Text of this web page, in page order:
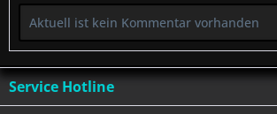
Aktuell ist kein Kommentar vorhanden
Service Hotline